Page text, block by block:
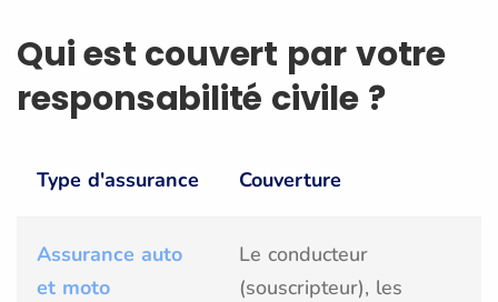
Qui est couvert par votre
responsabilité civile ?
Type d'assurance Couverture
Assurance auto
et moto
Le conducteur
(souscripteur), les